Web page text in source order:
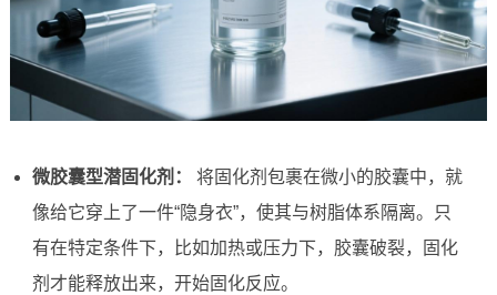
微胶囊型潜固化剂：
将固化剂包裹在微小的胶囊中，就
像给它穿上了一件“隐身衣”，使其与树脂体系隔离。只
有在特定条件下，比如加热或压力下，胶囊破裂，固化
剂才能释放出来，开始固化反应。